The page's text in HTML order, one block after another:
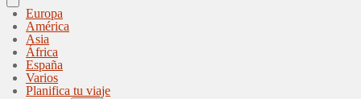
Europa
América
Asia
África
España
Varios
Planifica tu viaje